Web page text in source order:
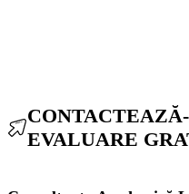
EVALUARE